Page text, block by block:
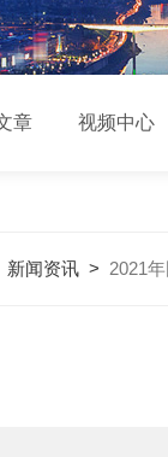
章 视频中心
新闻资讯 > 2021